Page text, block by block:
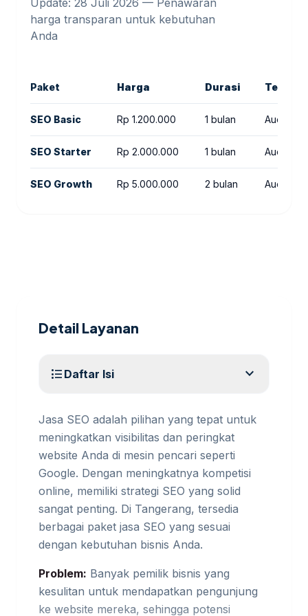
Update: 28 Juli 2026 — Penawaran
harga transparan untuk kebutuhan
Anda
Paket Harga Durasi
SEO Basic Rp 1.200.000 1 bulan Audit
SEO Starter Rp 2.000.000 1 bulan Audit
SEO Growth Rp 5.000.000 2 bulan Audit +
Detail Layanan
format_list_bulleted Daftar Isi expand_more
Jasa SEO adalah pilihan yang tepat untuk
meningkatkan visibilitas dan peringkat
website Anda di mesin pencari seperti
Google. Dengan meningkatnya kompetisi
online, memiliki strategi SEO yang solid
sangat penting. Di Tangerang, tersedia
berbagai paket jasa SEO yang sesuai
dengan kebutuhan bisnis Anda.
Problem: Banyak pemilik bisnis yang
kesulitan untuk mendapatkan pengunjung
ke website mereka, sehingga potensi